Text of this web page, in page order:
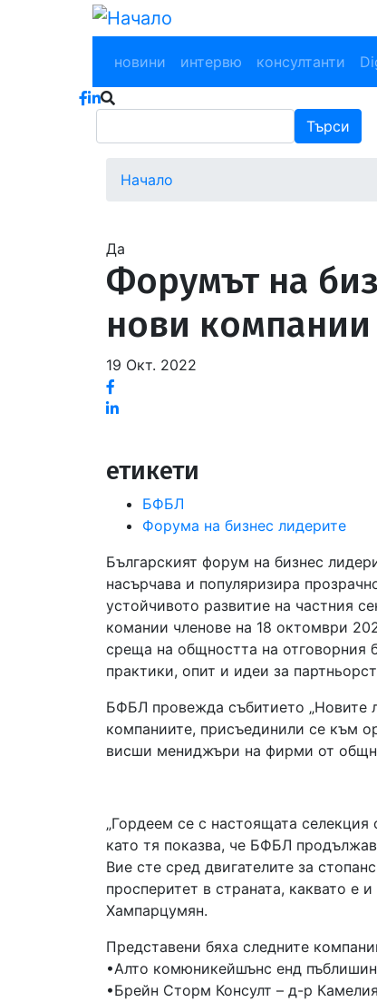
Main navigation
новини интервю консултанти
Търси
Начало
снимка
Да
Форумът на
нови
19 Окт. 2022
етикети
БФБЛ
Форума на бизнес лидерите
Българският форум на бизнес
насърчава и популяризира
устойчивото развитие на частния
комании членове на 18 октомври
среща на общността на отговорния
практики, опит и идеи за
БФБЛ провежда събитието „Новите
компаниите, присъединили се към
висши мениджъри на фирми от
„Гордеем се с настоящата
като тя показва, че БФБЛ
Вие сте сред двигателите за
просперитет в страната, каквато е
Хампарцумян.
Представени бяха следните
•Алто комюникейшънс енд
•Брейн Сторм Консулт – д-р